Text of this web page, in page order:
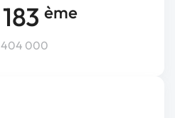
ème
404 000